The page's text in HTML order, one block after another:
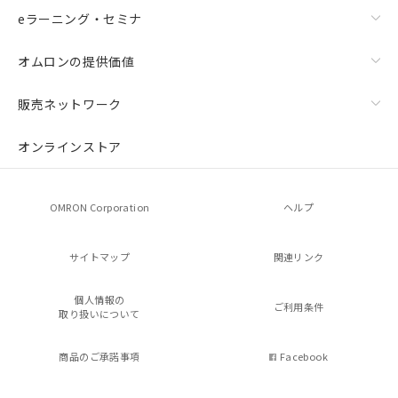
eラーニング・セミナ
オムロンの提供価値
販売ネットワーク
オンラインストア
OMRON Corporation ヘルプ
サイトマップ 関連リンク
個人情報の
取り扱いについて
ご利用条件
商品のご承諾事項 Facebook